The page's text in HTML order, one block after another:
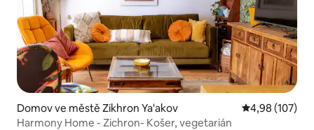
Domov ve městě Zikhron Ya'akov Průměrné
4,98 (107)
Harmony Home - Zichron- Košer, vegetarián